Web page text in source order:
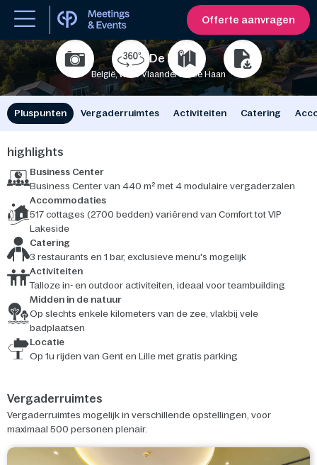
Offerte aanvragen
Park De Haan
België, West-Vlaanderen, De Haan
Pluspunten Vergaderruimtes Activiteiten Catering
highlights
Business Center
Business Center van 440 m² met 4 modulaire vergaderzalen
Accommodaties
517 cottages (2700 bedden) variërend van Comfort tot VIP
Lakeside
Catering
3 restaurants en 1 bar, exclusieve menu's mogelijk
Activiteiten
Talloze in- en outdoor activiteiten, ideaal voor teambuilding
Midden in de natuur
Op slechts enkele kilometers van de zee, vlakbij vele
badplaatsen
Locatie
Op 1u rijden van Gent en Lille met gratis parking
Vergaderruimtes
Vergaderruimtes mogelijk in verschillende opstellingen, voor
maximaal 500 personen plenair.